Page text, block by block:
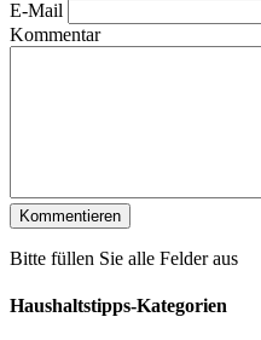
E-Mail
Kommentar
Bitte füllen Sie alle Felder aus
Haushaltstipps-Kategorien